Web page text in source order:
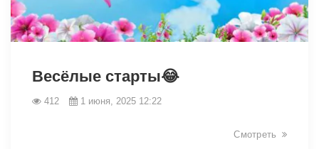
Весёлые старты😂
412 1 июня, 2025 12:22
Смотреть